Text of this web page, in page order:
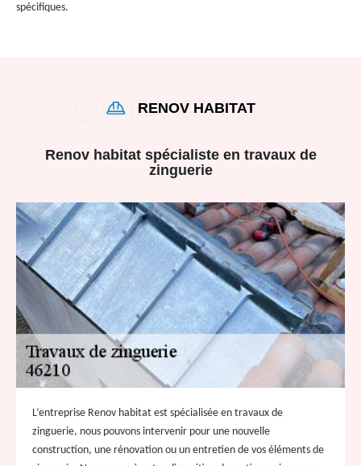
spécifiques.
RENOV HABITAT
Renov habitat spécialiste en travaux de
zinguerie
L’entreprise Renov habitat est spécialisée en travaux de
zinguerie, nous pouvons intervenir pour une nouvelle
construction, une rénovation ou un entretien de vos éléments de